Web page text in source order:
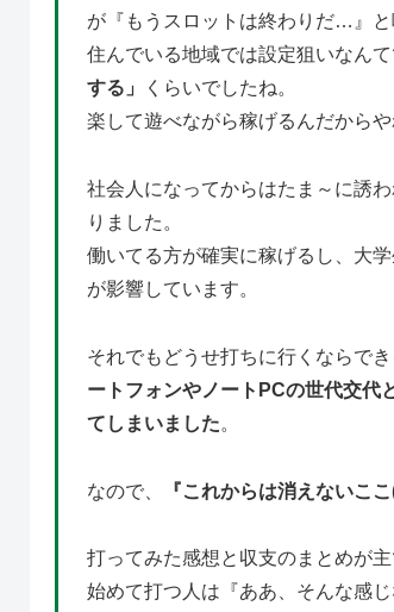
が『もうスロットは終わりだ…』と
住んでいる地域では設定狙いなん
する」
くらいでしたね。
楽して遊べながら稼げるんだからや
社会人になってからはたま～に誘
りました。
働いてる方が確実に稼げるし、大
が影響しています。
それでもどうせ打ちに行くならで
ートフォンやノートPCの世代交代
てしまいました。
なので、 『これからは消えないこ
打ってみた感想と収支のまとめが主
始めて打つ人は『ああ、そんな感